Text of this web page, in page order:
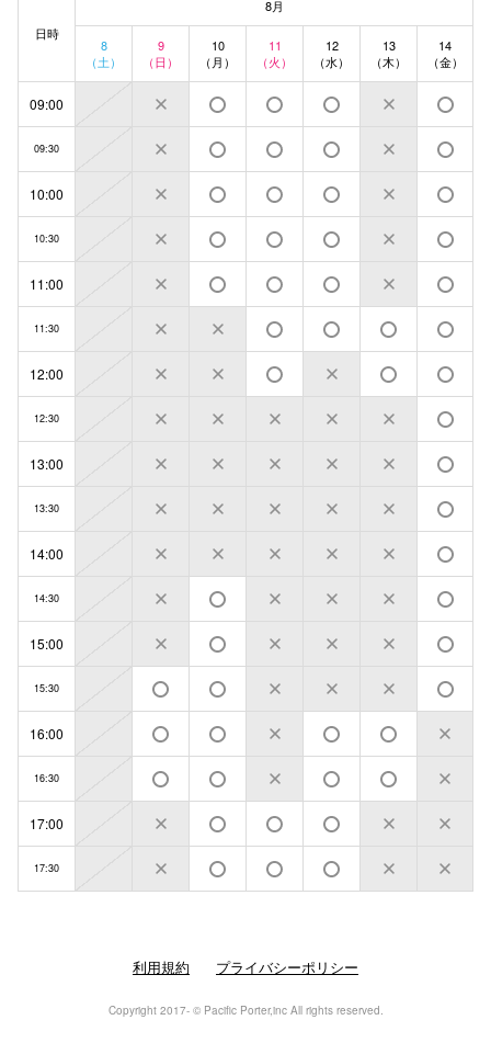
日時
8月
8
（土）
9
（日）
10
（月）
11
（火）
12
（水）
13
（木）
14
（金）
09:00
09:30
10:00
10:30
11:00
11:30
12:00
12:30
13:00
13:30
14:00
14:30
15:00
15:30
16:00
16:30
17:00
17:30
利用規約 プライバシーポリシー
Copyright 2017- © Pacific Porter,inc All rights reserved.